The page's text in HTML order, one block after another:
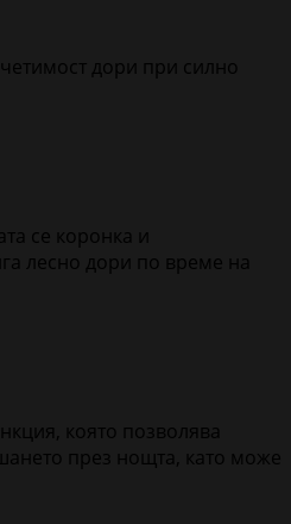
дори при силно
се коронка и
лесно дори по време на
която позволява
през нощта, като може